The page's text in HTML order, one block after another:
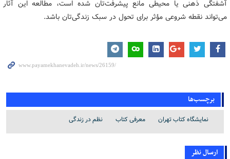
آشفتگی ذهنی یا محیطی مانع پیشرفت‌تان شده است، مطالعه این آثار
می‌تواند نقطه شروعی مؤثر برای تحول در سبک زندگی‌تان باشد.
برچسب‌ها
نمایشگاه کتاب تهران معرفی کتاب نظم در زندگی
ارسال نظر